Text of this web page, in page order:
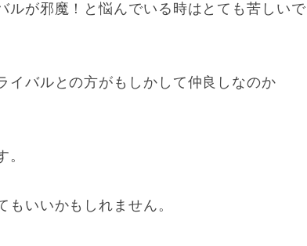
ルが邪魔！と悩んでいる時はとても苦しいで
イバルとの方がもしかして仲良しなのか
。
いいかもしれません。